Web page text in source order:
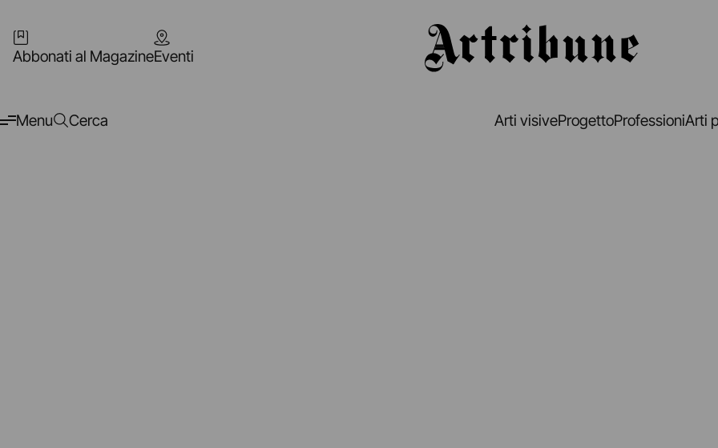
Abbonati al MagazineEventi
Menu Cerca Arti visiveProgettoProfessioniArti